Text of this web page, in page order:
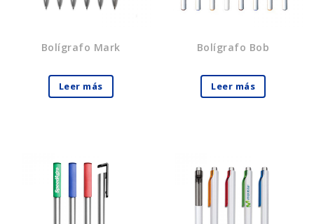
Bolígrafo Mark
Leer más
Bolígrafo Bob
Leer más